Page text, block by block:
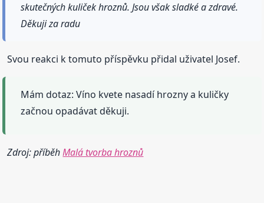
skutečných kuliček hroznů. Jsou však sladké a zdravé.
Děkuji za radu
Svou reakci k tomuto příspěvku přidal uživatel Josef.
Mám dotaz: Víno kvete nasadí hrozny a kuličky
začnou opadávat děkuji.
Zdroj: příběhMalá tvorba hroznů